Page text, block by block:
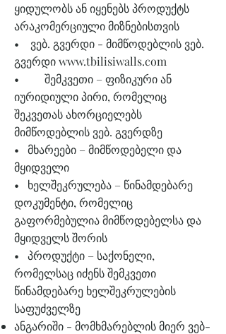
ყიდულობს ან იყენებს პროდუქტს
არაკომერციული მიზნებისთვის
• ვებ. გვერდი - მიმწოდებლის ვებ.
გვერდიwww.tbilisiwalls.com
• შემკვეთი – ფიზიკური ან
იურიდიული პირი, რომელიც
შეკვეთას ახორციელებს
მიმწოდებლის ვებ. გვერდზე
• მხარეები – მიმწოდებელი და
მყიდველი
• ხელშეკრულება – წინამდებარე
დოკუმენტი, რომელიც
გაფორმებულია მიმწოდებელსა და
მყიდველს შორის
• პროდუქტი – საქონელი,
რომელსაც იძენს შემკვეთი
წინამდებარე ხელშეკრულების
საფუძველზე
ანგარიში - მომხმარებლის მიერ ვებ-